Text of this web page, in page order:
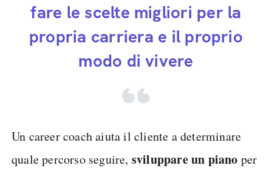
fare le scelte migliori per la
propria carriera e il proprio
modo di vivere
Un career coach aiuta il cliente a determinare
quale percorso seguire, sviluppare un piano per